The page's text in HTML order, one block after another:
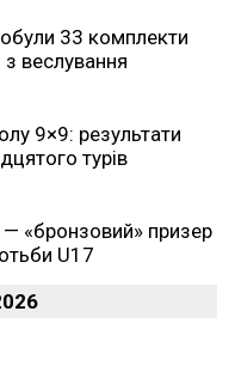
33 комплекти
з веслування
9×9: результати
турів
«бронзовий» призер
U17